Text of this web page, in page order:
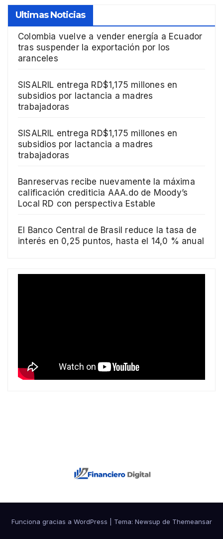
Ultimas Noticias
Colombia vuelve a vender energía a Ecuador
tras suspender la exportación por los
aranceles
SISALRIL entrega RD$1,175 millones en
subsidios por lactancia a madres
trabajadoras
SISALRIL entrega RD$1,175 millones en
subsidios por lactancia a madres
trabajadoras
Banreservas recibe nuevamente la máxima
calificación crediticia AAA.do de Moody’s
Local RD con perspectiva Estable
El Banco Central de Brasil reduce la tasa de
interés en 0,25 puntos, hasta el 14,0 % anual
Funciona gracias a WordPress Tema: Newsup de Themeansar